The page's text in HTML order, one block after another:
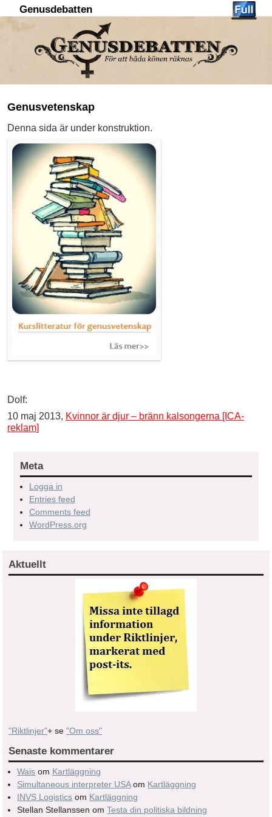
Genusdebatten
Genusvetenskap
Denna sida är under konstruktion.
Dolf:
10 maj 2013, Kvinnor är djur – bränn kalsongerna [ICA-
reklam]
Meta
Logga in
Entries feed
Comments feed
WordPress.org
Aktuellt
"Riktlinjer"+ se "Om oss"
Senaste kommentarer
Wais om Kartläggning
Simultaneous interpreter USAom Kartläggning
INVS Logistics om Kartläggning
Stellan Stellanssen omTesta din politiska bildning